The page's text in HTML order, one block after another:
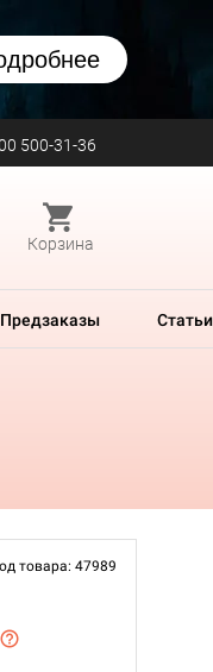
500-31-36
Корзина
Предзаказы Статьи
товара: 47989